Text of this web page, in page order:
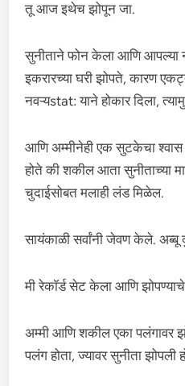
तू आज इथेच झोपून जा.
सुनीताने फोन केला आणि आपल्या
इकरारच्या घरी झोपते, कारण
नवऱ्यstat: याने होकार दिला,
आणि अम्मीनेही एक सुटकेचा श्वास
होते की शकील आता सुनीताच्या
चुदाईसोबत मलाही लंड मिळेल.
सायंकाळी सर्वांनी जेवण केले. अब्बू
मी रेकॉर्ड सेट केला आणि
अम्मी आणि शकील एका पलंगावर
पलंग होता, ज्यावर सुनीता झोपली